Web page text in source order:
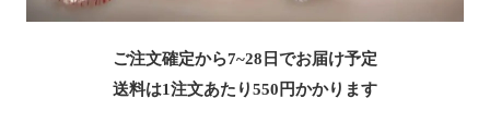
ご注文確定から7~28日でお届け予定
送料は1注文あたり550 円かかります